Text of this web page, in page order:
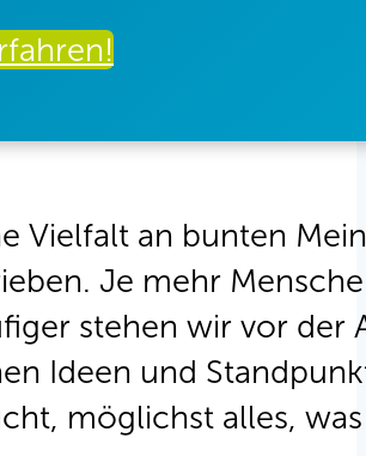
Vielfalt an bunten
Je mehr
stehen wir vor der
Ideen und
möglichst alles,